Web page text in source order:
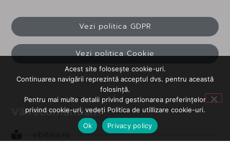
Vezi politica GDPR
Vezi politica Cookie
Vă recomandăm
Acest site folosește cookie-uri.
Continuarea navigării reprezintă acceptul dvs. pentru această
folosință.
Pentru mai multe detalii privind gestionarea preferințelor
privind cookie-uri, vedeți Politica de utillizare cookie-uri.
Ok
Privacy policy